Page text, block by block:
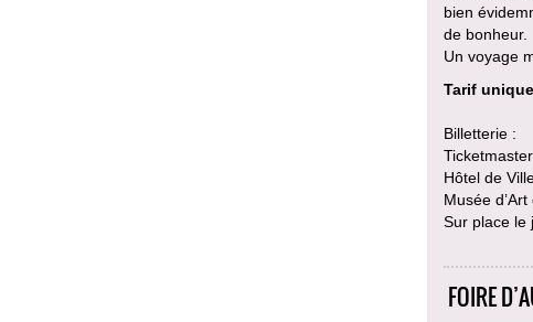
bien
de bonheur.
Un voyage
Tarif
Billetterie :
Hôtel de
Musée
Sur place le
FOIRE